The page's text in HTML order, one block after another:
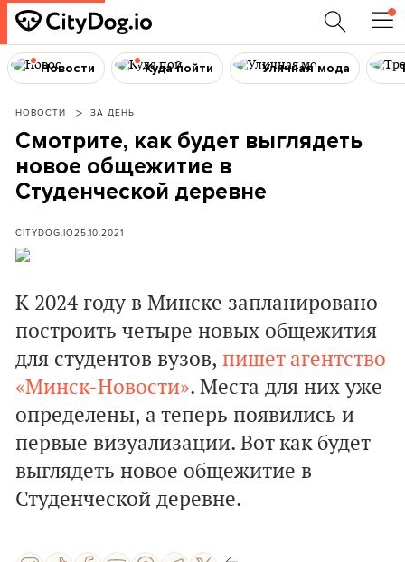
Новости Куда пойти Уличная мода
НОВОСТИ ЗА ДЕНЬ
Смотрите, как будет выглядеть
новое общежитие в
Студенческой деревне
CITYDOG.IO25.10.2021
К 2024 году в Минске запланировано
построить четыре новых общежития
для студентов вузов, пишет агентство
«Минск-Новости». Места для них уже
определены, а теперь появились и
первые визуализации. Вот как будет
выглядеть новое общежитие в
Студенческой деревне.